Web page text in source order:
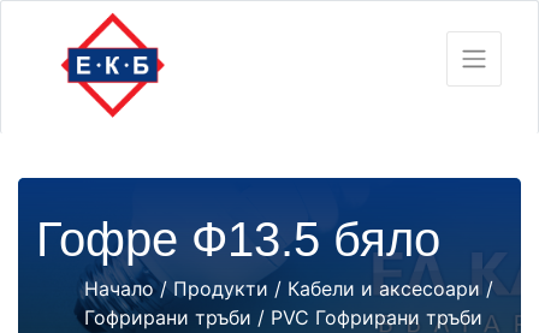
Гофре Ф13.5 бяло
Начало/Продукти / Кабели и аксесоари /
Гофрирани тръби / PVC Гофрирани тръби